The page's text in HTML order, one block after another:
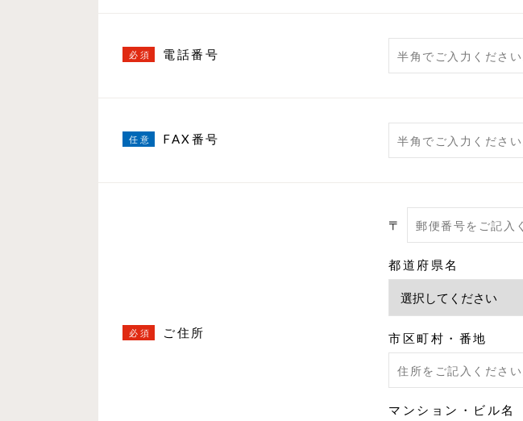
電話番号
FAX番号
ご住所
〒
都道府県名
市区町村・番地
マンション・ビル名